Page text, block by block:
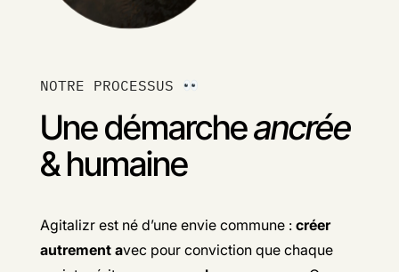
NOTRE PROCESSUS
Une démarcheancrée
& humaine
Agitalizr est né d’une envie commune : créer
autrement avec pour conviction que chaque